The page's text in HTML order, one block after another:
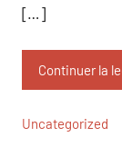
[…]
Continuer la
Uncategorized